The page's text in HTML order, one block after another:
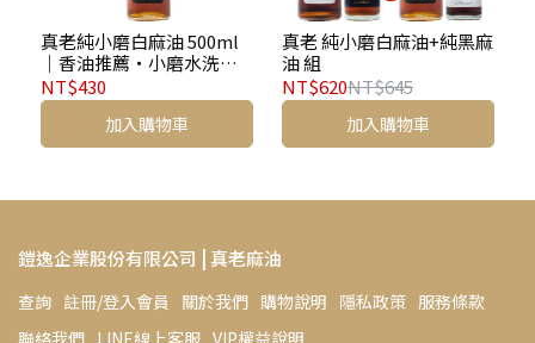
真老純小磨白麻油 500ml
｜香油推薦・小磨水洗工
法
NT$430
加入購物車
真老 純小磨白麻油+純黑麻
油 組
NT$620NT$645
加入購物車
鎧逸企業股份有限公司 | 真老麻油
查詢 註冊/登入會員 關於我們 購物說明 隱私政策 服務條款
聯絡我們 LINE線上客服 VIP權益說明